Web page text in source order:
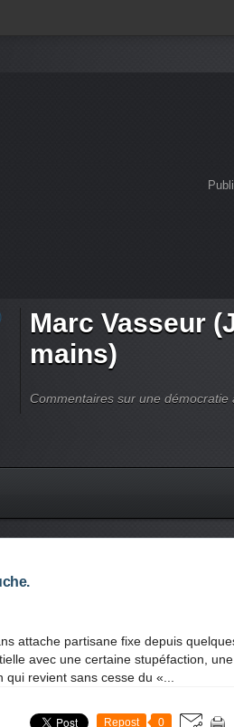
Marc Vasseur
mains)
Commentaires sur une démocratie
attache partisane fixe depuis
avec une certaine stupéfaction,
revient sans cesse du «...
Repost 0